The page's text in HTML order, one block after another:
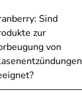
Sind
zur
von